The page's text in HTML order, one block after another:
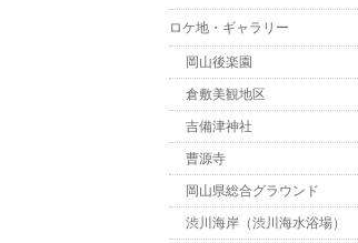
ロケ地・ギャラリー
岡山後楽園
倉敷美観地区
吉備津神社
曹源寺
岡山県総合グラウンド
渋川海岸（渋川海水浴場）